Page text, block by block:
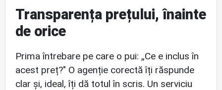
Transparența prețului, înainte
de orice
Prima întrebare pe care o pui: „Ce e inclus în
acest preț?" O agenție corectă îți răspunde
clar și, ideal, îți dă totul în scris. Un serviciu